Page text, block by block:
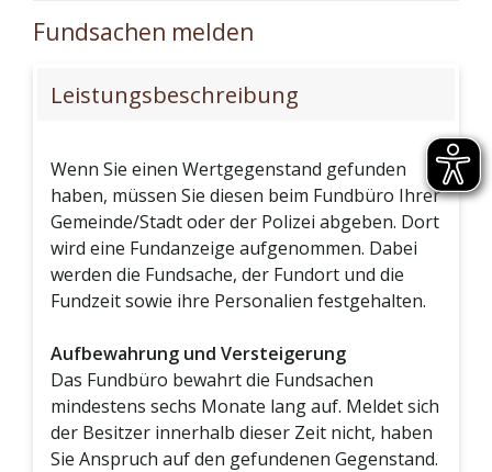
Fundsachen melden
Leistungsbeschreibung
Wenn Sie einen Wertgegenstand gefunden
haben, müssen Sie diesen beim Fundbüro Ihrer
Gemeinde/Stadt oder der Polizei abgeben. Dort
wird eine Fundanzeige aufgenommen. Dabei
werden die Fundsache, der Fundort und die
Fundzeit sowie ihre Personalien festgehalten.
Aufbewahrung und Versteigerung
Das Fundbüro bewahrt die Fundsachen
mindestens sechs Monate lang auf. Meldet sich
der Besitzer innerhalb dieser Zeit nicht, haben
Sie Anspruch auf den gefundenen Gegenstand.